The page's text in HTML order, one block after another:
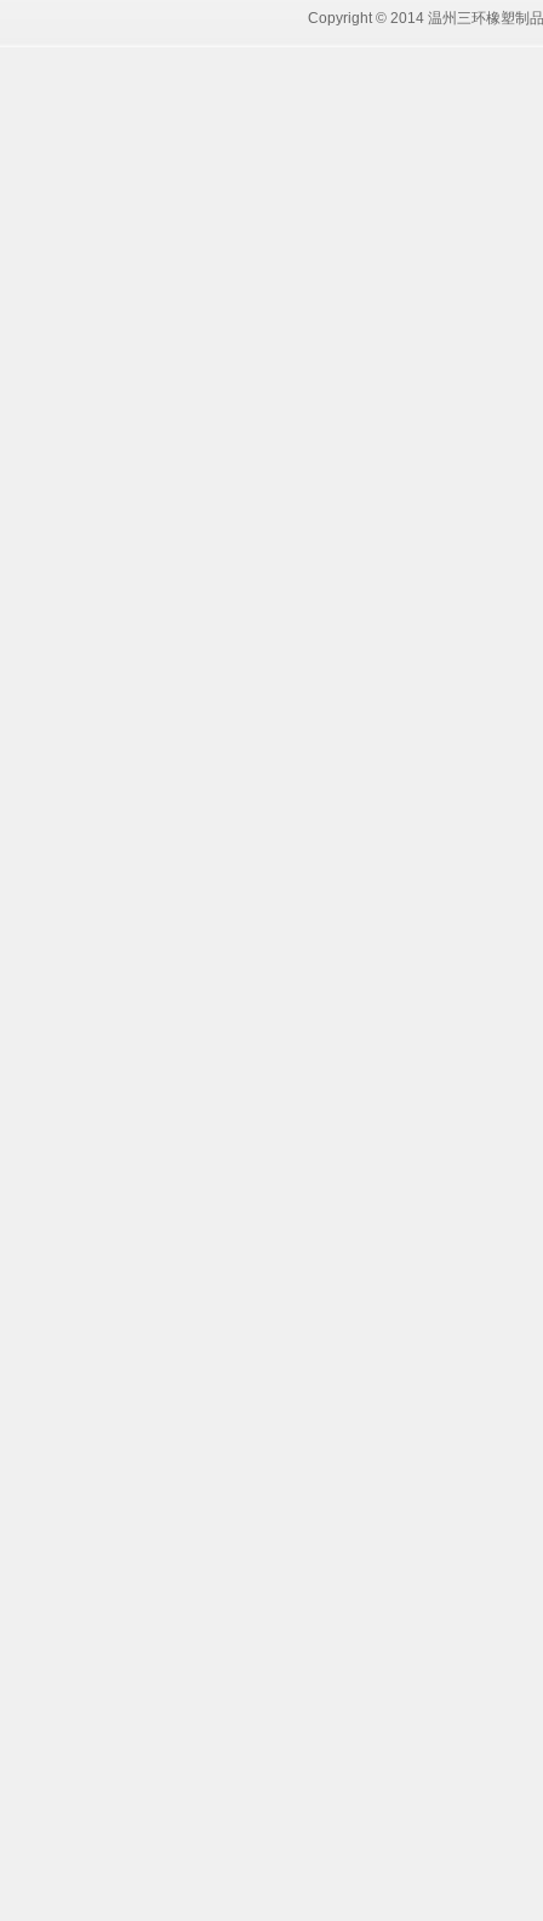
Copyright © 2014 温州三环橡塑